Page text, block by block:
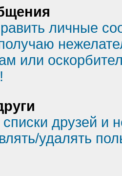
личные
или
друзей и
удалять